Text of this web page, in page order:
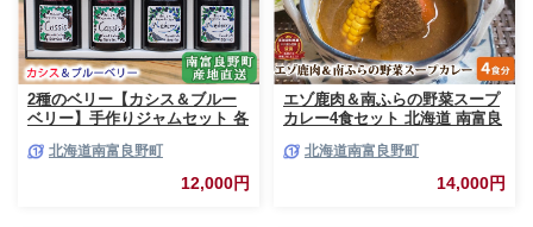
2種のベリー【カシス＆ブルー
ベリー】手作りジャムセット 各
ベリー カシス ブルーベリー ソ
ース 果実 てんさい糖 無農薬 甘
北海道南富良野町
12,000円
エゾ鹿肉＆南ふらの野菜スープ
カレー4食セット 北海道 南富良
スープカレー セット 詰合せ 加
北海道南富良野町
14,000円